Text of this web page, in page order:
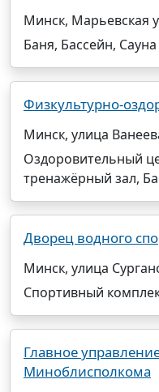
Минск, Марьевская
Баня, Бассейн, Сауна
Физкультурно-
Минск, улица
Оздоровительный
тренажёрный зал,
Дворец водного
Минск, улица
Спортивный
Главное
Миноблисполкома